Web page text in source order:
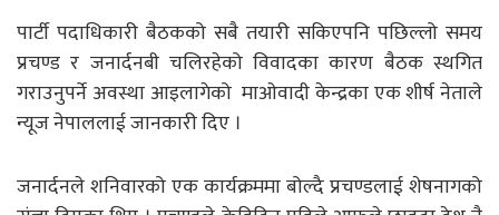
पार्टी पदाधिकारी बैठकको सबै तयारी सकिएपनि पछिल्लो समय
प्रचण्ड र जनार्दनबी चलिरहेको विवादका कारण बैठक स्थगित
गराउनुपर्ने अवस्था आइलागेको माओवादी केन्द्रका एक शीर्ष नेताले
न्यूज नेपाललाई जानकारी दिए ।
जनार्दनले शनिवारको एक कार्यक्रममा बोल्दै प्रचण्डलाई शेषनागको